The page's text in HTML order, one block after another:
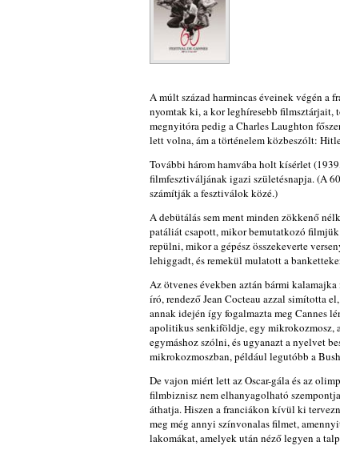
A múlt század harmincas éveinek végén
nyomtak ki, a kor leghíresebb filmsztárjait,
megnyitóra pedig a Charles Laughton
lett volna, ám a történelem közbeszólt:
További három hamvába holt kísérlet
filmfesztiváljának igazi születésnapja. (A
számítják a fesztiválok közé.)
A debütálás sem ment minden zökkenő
patáliát csapott, mikor bemutatkozó
repülni, mikor a gépész összekeverte
lehiggadt, és remekül mulatott a
Az ötvenes években aztán bármi
író, rendező Jean Cocteau azzal simította
annak idején így fogalmazta meg Cannes
apolitikus senkiföldje, egy mikrokozmosz,
egymáshoz szólni, és ugyanazt a nyelvet
mikrokozmoszban, például legutóbb a
De vajon miért lett az Oscar-gála és az
filmbiznisz nem elhanyagolható
áthatja. Hiszen a franciákon kívül ki
meg még annyi színvonalas filmet,
lakomákat, amelyek után néző legyen a